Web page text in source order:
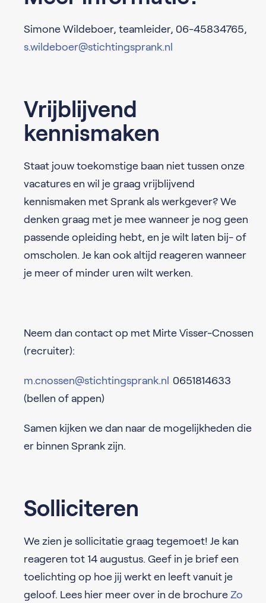
Simone Wildeboer, teamleider, 06-45834765,
s.wildeboer@stichtingsprank.nl
Vrijblijvend
kennismaken
Staat jouw toekomstige baan niet tussen onze
vacatures en wil je graag vrijblijvend
kennismaken met Sprank als werkgever? We
denken graag met je mee wanneer je nog geen
passende opleiding hebt, en je wilt laten bij- of
omscholen. Je kan ook altijd reageren wanneer
je meer of minder uren wilt werken.
Neem dan contact op met Mirte Visser-Cnossen
(recruiter):
m.cnossen@stichtingsprank.nl 0651814633
(bellen of appen)
Samen kijken we dan naar de mogelijkheden die
er binnen Sprank zijn.
Solliciteren
We zien je sollicitatie graag tegemoet! Je kan
reageren tot 14 augustus. Geef in je brief een
toelichting op hoe jij werkt en leeft vanuit je
geloof. Lees hier meer over in de brochure Zo